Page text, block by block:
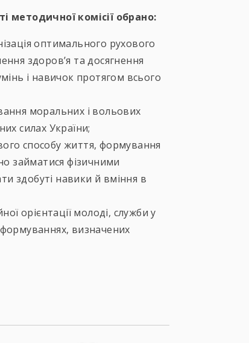
комісії обрано:
оптимального рухового
здоров’я та досягнення
і навичок протягом всього
моральних і вольових
силах України;
способу життя, формування
займатися фізичними
здобуті навики й вміння в
орієнтації молоді, служби у
визначених